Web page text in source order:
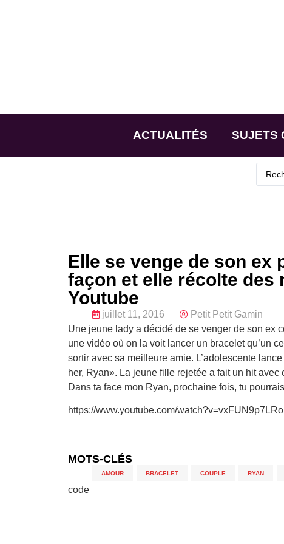
ACTUALITÉS SUJETS
Elle se venge de son ex
façon et elle récolte des
Youtube
juillet 11, 2016
Petit Petit Gamin
Une jeune lady a décidé de se venger de son ex
une vidéo où on la voit lancer un bracelet qu’un
sortir avec sa meilleure amie. L’adolescente
her, Ryan». La jeune fille rejetée a fait un hit
Dans ta face mon Ryan, prochaine fois, tu
https://www.youtube.com/watch?v=vxFUN9p7LRo
MOTS-CLÉS
AMOUR BRACELET COUPLE RYAN
code